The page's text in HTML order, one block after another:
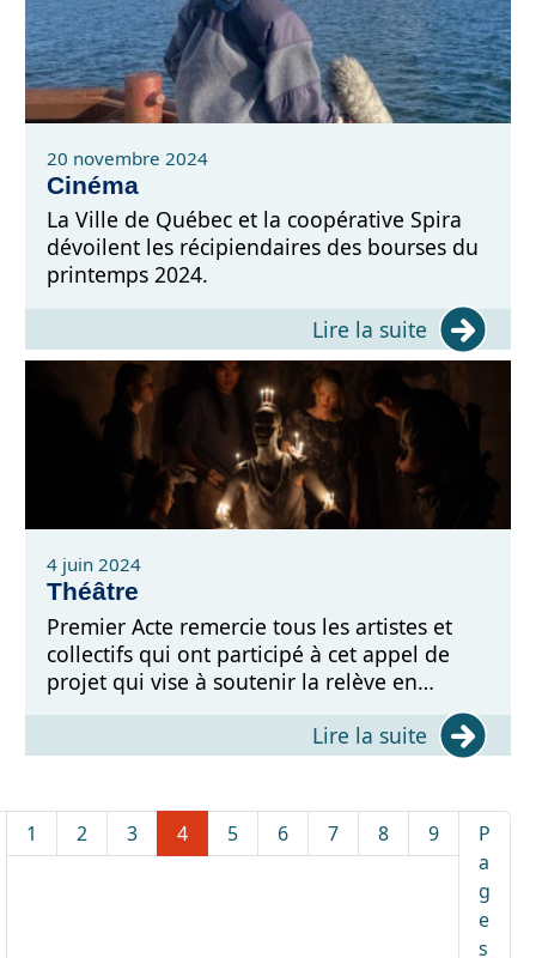
20 novembre 2024
Cinéma
La Ville de Québec et la coopérative Spira
dévoilent les récipiendaires des bourses du
printemps 2024.
Lire la suite
4 juin 2024
Théâtre
Premier Acte remercie tous les artistes et
collectifs qui ont participé à cet appel de
projet qui vise à soutenir la relève en
Lire la suite
1 2 3 4 5 6 7 8 9
P
a
g
e
s